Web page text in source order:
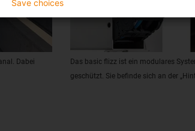
Dabei
Das basic flizz ist ein modulares
geschützt. Sie befinde sich an der
Save choices